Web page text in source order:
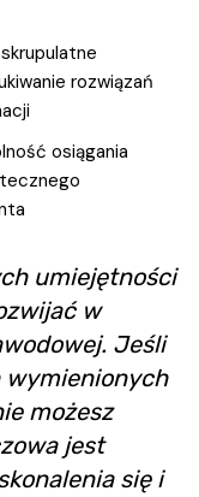
rozwiązań
osiągania
umiejętności
w
Jeśli
wymienionych
możesz
jest
się i